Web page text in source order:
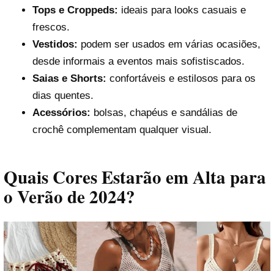
Tops e Croppeds: ideais para looks casuais e
frescos.
Vestidos: podem ser usados em várias ocasiões,
desde informais a eventos mais sofistiscados.
Saias e Shorts: confortáveis e estilosos para os
dias quentes.
Acessórios: bolsas, chapéus e sandálias de
crochê complementam qualquer visual.
Quais Cores Estarão em Alta para
o Verão de 2024?